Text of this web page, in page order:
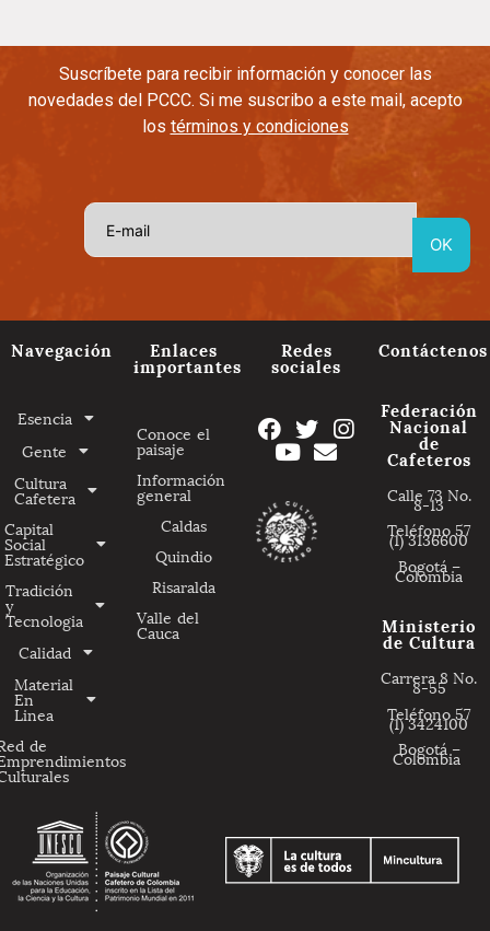
Suscríbete para recibir información y conocer las
novedades del PCCC. Si me suscribo a este mail, acepto
los términos y condiciones
Navegación
Esencia
Gente
Cultura
Cafetera
Capital
Social
Estratégico
Tradición
y
Tecnologia
Calidad
Material
En
Linea
de
Enlaces
importantes
Conoce el
paisaje
Información
general
Caldas
Quindio
Risaralda
Valle del
Cauca
Redes
sociales
Contáctenos
Federación
Nacional
de
Cafeteros
Calle 73 No.
8-13
Teléfono 57
(1) 3136600
Bogotá –
Colombia
Ministerio
de Cultura
Carrera 8 No.
8-55
Teléfono 57
(1) 3424100
Bogotá –
Colombia